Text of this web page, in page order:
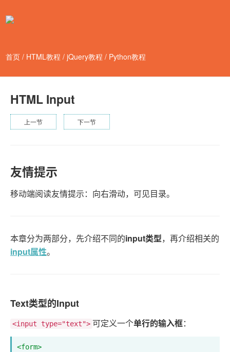
首页 / HTML教程 /jQuery教程 / Python教程
HTML Input
上一节 下一节
友情提示
移动端阅读友情提示：向右滑动，可见目录。
本章分为两部分，先介绍不同的input类型，再介绍相关的
input属性。
Text类型的Input
<input type="text"> 可定义一个单行的输入框：
<form>